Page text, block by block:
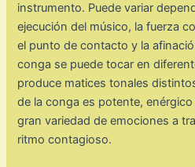
instrumento. Puede variar
ejecución del músico, la fuerza
el punto de contacto y la
conga se puede tocar en
produce matices tonales
de la conga es potente,
gran variedad de emociones a
ritmo contagioso.